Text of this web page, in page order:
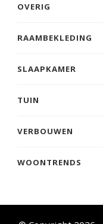
OVERIG
RAAMBEKLEDING
SLAAPKAMER
TUIN
VERBOUWEN
WOONTRENDS